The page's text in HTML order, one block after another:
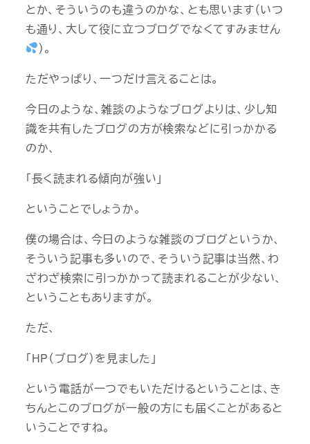
とか、そういうのも違うのかな、とも思います（いつ
も通り、大して役に立つブログでなくてすみません
）。
ただやっぱり、一つだけ言えることは。
今日のような、雑談のようなブログよりは、少し知
識を共有したブログの方が検索などに引っかかる
のか、
「長く読まれる傾向が強い」
ということでしょうか。
僕の場合は、今日のような雑談のブログというか、
そういう記事も多いので、そういう記事は当然、わ
ざわざ検索に引っかかって読まれることが少ない、
ということもありますが。
ただ、
「HP（ブログ）を見ました」
という電話が一つでもいただけるということは、き
ちんとこのブログが一般の方にも届くことがあると
いうことですね。